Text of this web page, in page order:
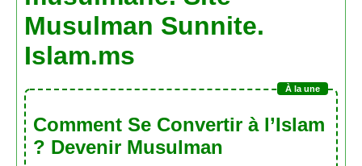
Musulman Sunnite.
Islam.ms
Comment Se Convertir à l’Islam
? Devenir Musulman